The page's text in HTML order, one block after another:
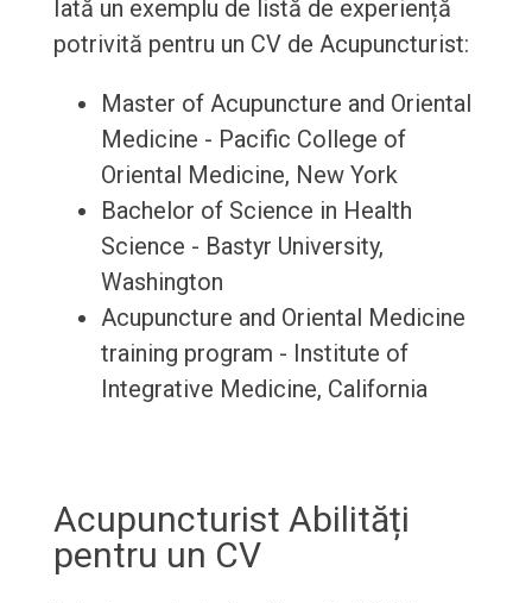
Iată un exemplu de listă de experiență
potrivită pentru un CV de Acupuncturist:
Master of Acupuncture and Oriental
Medicine - Pacific College of
Oriental Medicine, New York
Bachelor of Science in Health
Science - Bastyr University,
Washington
Acupuncture and Oriental Medicine
training program - Institute of
Integrative Medicine, California
Acupuncturist Abilități
pentru un CV